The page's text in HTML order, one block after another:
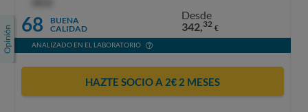
68
BUENA
CALIDAD
Desde
342,32 €
ANALIZADO EN EL LABORATORIO
HAZTE SOCIO A 2€ 2 MESES